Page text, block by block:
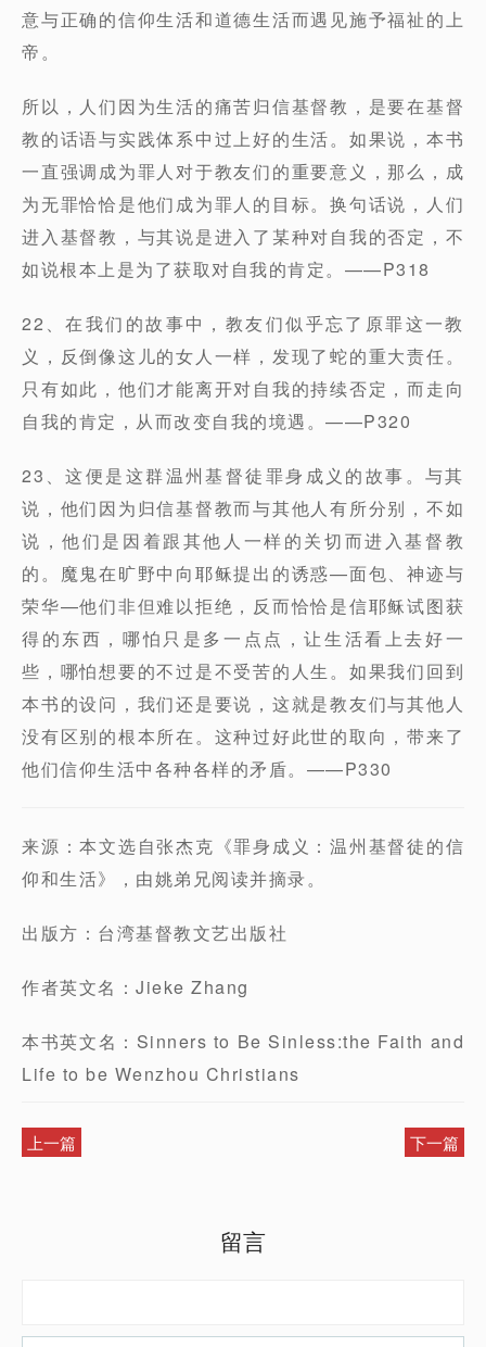
意与正确的信仰生活和道德生活而遇见施予福祉的上
帝。
所以，人们因为生活的痛苦归信基督教，是要在基督
教的话语与实践体系中过上好的生活。如果说，本书
一直强调成为罪人对于教友们的重要意义，那么，成
为无罪恰恰是他们成为罪人的目标。换句话说，人们
进入基督教，与其说是进入了某种对自我的否定，不
如说根本上是为了获取对自我的肯定。——P318
22、在我们的故事中，教友们似乎忘了原罪这一教
义，反倒像这儿的女人一样，发现了蛇的重大责任。
只有如此，他们才能离开对自我的持续否定，而走向
自我的肯定，从而改变自我的境遇。——P320
23、这便是这群温州基督徒罪身成义的故事。与其
说，他们因为归信基督教而与其他人有所分别，不如
说，他们是因着跟其他人一样的关切而进入基督教
的。魔鬼在旷野中向耶稣提出的诱惑—面包、神迹与
荣华—他们非但难以拒绝，反而恰恰是信耶稣试图获
得的东西，哪怕只是多一点点，让生活看上去好一
些，哪怕想要的不过是不受苦的人生。如果我们回到
本书的设问，我们还是要说，这就是教友们与其他人
没有区别的根本所在。这种过好此世的取向，带来了
他们信仰生活中各种各样的矛盾。——P330
来源：本文选自张杰克《罪身成义：温州基督徒的信
仰和生活》，由姚弟兄阅读并摘录。
出版方：台湾基督教文艺出版社
作者英文名：Jieke Zhang
本书英文名：Sinners to Be Sinless:the Faith and
Life to be Wenzhou Christians
上一篇 下一篇
留言